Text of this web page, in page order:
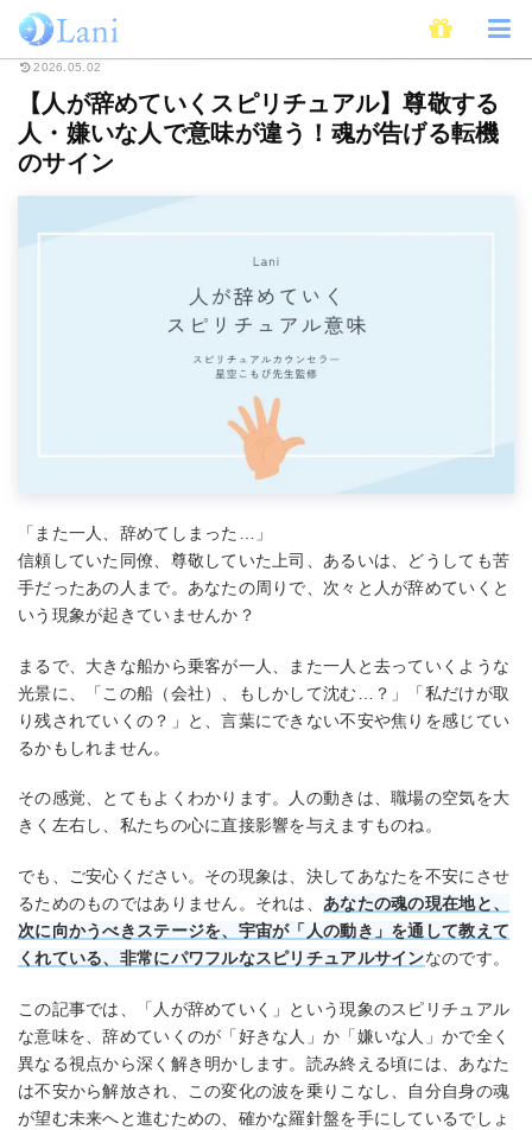
ホーム 未分類 【人が辞めていくスピリチュアル】尊敬する人・嫌いな人
2026.05.02
【人が辞めていくスピリチュアル】尊敬する
人・嫌いな人で意味が違う！魂が告げる転機
のサイン
「また一人、辞めてしまった…」
信頼していた同僚、尊敬していた上司、あるいは、どうしても苦
手だったあの人まで。あなたの周りで、次々と人が辞めていくと
いう現象が起きていませんか？
まるで、大きな船から乗客が一人、また一人と去っていくような
光景に、「この船（会社）、もしかして沈む…？」「私だけが取
り残されていくの？」と、言葉にできない不安や焦りを感じてい
るかもしれません。
その感覚、とてもよくわかります。人の動きは、職場の空気を大
きく左右し、私たちの心に直接影響を与えますものね。
でも、ご安心ください。その現象は、決してあなたを不安にさせ
るためのものではありません。それは、 あなたの魂の現在地と、
次に向かうべきステージを、宇宙が「人の動き」を通して教えて
くれている、非常にパワフルなスピリチュアルサインなのです。
この記事では、「人が辞めていく」という現象のスピリチュアル
な意味を、辞めていくのが「好きな人」か「嫌いな人」かで全く
異なる視点から深く解き明かします。読み終える頃には、あなた
は不安から解放され、この変化の波を乗りこなし、自分自身の魂
が望む未来へと進むための、確かな羅針盤を手にしているでしょ